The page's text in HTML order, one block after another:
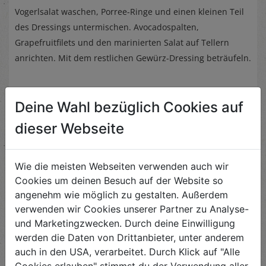
Vogerlsalat waschen, Porree-Ringe und einen kleinen Teil
des Dressings untermischen. Avocadospalten,
Grapefruitfilets und den marinierten Salat auf Tellern
anrichten. Mit dem restlichen Gewürz-Dressing beträufeln.
Ähnliche Rezepte
Arabischer Pastinaken-
Dattel-Salat
Schwierigkeit
leicht
Deine Wahl bezüglich Cookies auf
dieser Webseite
Wie die meisten Webseiten verwenden auch wir
Cookies um deinen Besuch auf der Website so
angenehm wie möglich zu gestalten. Außerdem
verwenden wir Cookies unserer Partner zu Analyse-
und Marketingzwecken. Durch deine Einwilligung
werden die Daten von Drittanbieter, unter anderem
auch in den USA, verarbeitet. Durch Klick auf "Alle